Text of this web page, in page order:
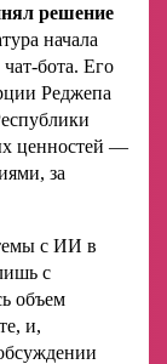
решение
начала
бота. Его
Реджепа
ценностей —
за
с ИИ в
с
объем
и,